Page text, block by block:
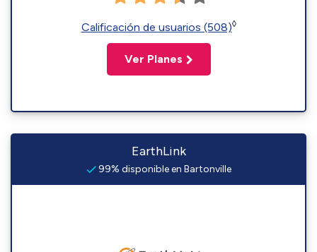
Calificación de usuarios (508)◊
Ver Planes
EarthLink
99% disponible en Bartonville